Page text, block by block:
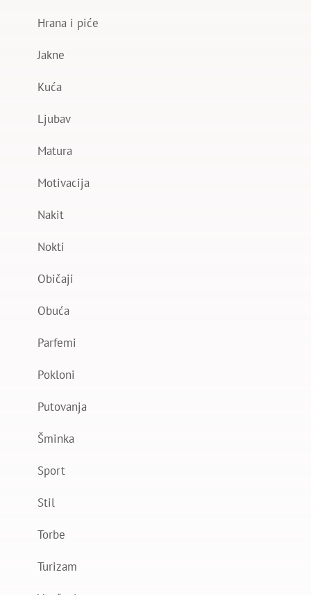
Hrana i piće
Jakne
Kuća
Ljubav
Matura
Motivacija
Nakit
Nokti
Običaji
Obuća
Parfemi
Pokloni
Putovanja
Šminka
Sport
Stil
Torbe
Turizam